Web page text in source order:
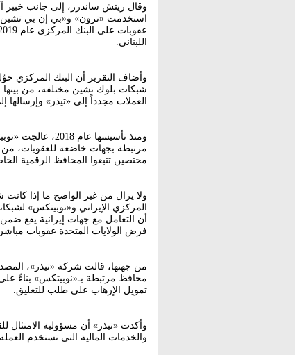
وقال ريتش ساندرز، إلى جانب
استخدمت «ترون» و«بي إن بي تشين»
اللبناني.
وأضاف التقرير أن البنك المركزي
شبكات بلوك تشين مختلفة، من
العملات مجدداً إلى «تيذر»
ومنذ تأسيسها
مرتبطة بجهات خاضعة للعقوبات، من
مختصين تتبعوا المحافظ الرقمية
ولا يزال من غير الواضح ما إذا
المركزي الإيراني و«نوبيتكس»
أن التعامل مع جهات إيرانية يقع
فرض الولايات المتحدة عقوبات
من جهتها، قالت شركة «تيذر»،
محافظ مرتبطة بـ«نوبيتكس» بناءً
تمويل الإرهاب على طلب للتعليق.
وأكدت «تيذر» أن مسؤولية الامتثال
والخدمات المالية التي تستخدم العملة.